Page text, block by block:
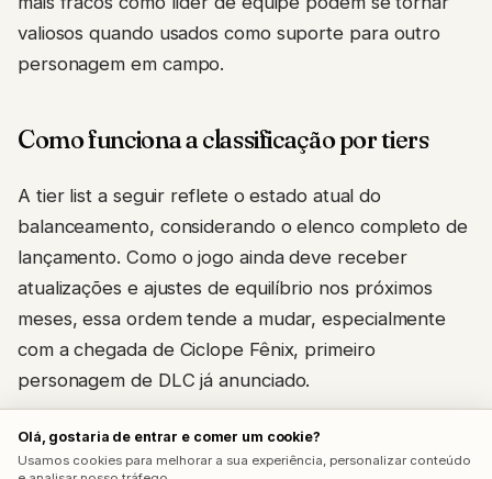
valiosos quando usados como suporte para outro
personagem em campo.
Como funciona a classificação por tiers
A tier list a seguir reflete o estado atual do
balanceamento, considerando o elenco completo de
lançamento. Como o jogo ainda deve receber
atualizações e ajustes de equilíbrio nos próximos
meses, essa ordem tende a mudar, especialmente
com a chegada de Ciclope Fênix, primeiro
personagem de DLC já anunciado.
A avaliação leva em conta consistência em combate,
variedade de ferramentas ofensivas e defensivas e o
Olá, gostaria de entrar e comer um cookie?
Usamos cookies para melhorar a sua experiência, personalizar conteúdo